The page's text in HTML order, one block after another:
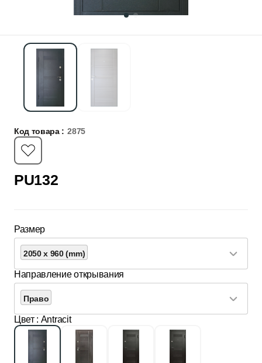
Код товара : 2875
PU132
Размер
2050 x 960 (mm)
Направление открывания
Право
Цвет : Antracit